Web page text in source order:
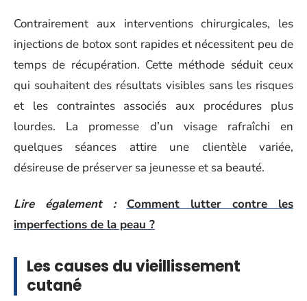
Contrairement aux interventions chirurgicales, les
injections de botox sont rapides et nécessitent peu de
temps de récupération. Cette méthode séduit ceux
qui souhaitent des résultats visibles sans les risques
et les contraintes associés aux procédures plus
lourdes. La promesse d’un visage rafraîchi en
quelques séances attire une clientèle variée,
désireuse de préserver sa jeunesse et sa beauté.
Lire également :
Comment lutter contre les
imperfections de la peau ?
Les causes du vieillissement
cutané